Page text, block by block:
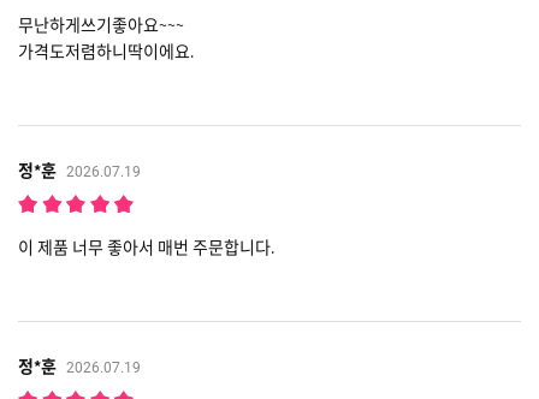
무난하게쓰기좋아요~~~
가격도저렴하니딱이에요.
정*훈 2026.07.19
이 제품 너무 좋아서 매번 주문합니다.
정*훈 2026.07.19